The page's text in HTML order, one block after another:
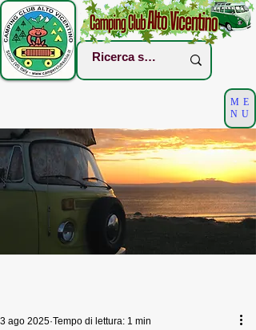
ME
NU
3 ago 2025 Tempo di lettura: 1 min